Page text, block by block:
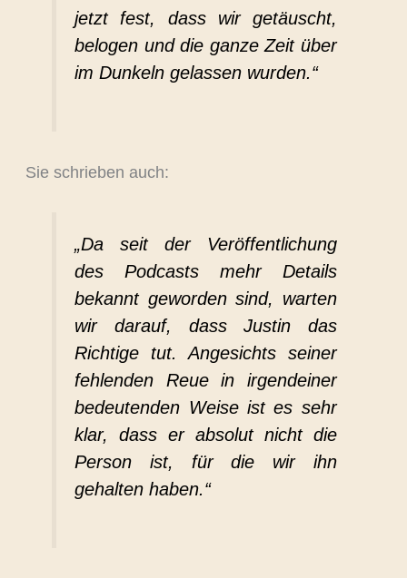
jetzt fest, dass wir getäuscht,
belogen und die ganze Zeit über
im Dunkeln gelassen wurden.“
Sie schrieben auch:
„Da seit der Veröffentlichung
des Podcasts mehr Details
bekannt geworden sind, warten
wir darauf, dass Justin das
Richtige tut. Angesichts seiner
fehlenden Reue in irgendeiner
bedeutenden Weise ist es sehr
klar, dass er absolut nicht die
Person ist, für die wir ihn
gehalten haben.“